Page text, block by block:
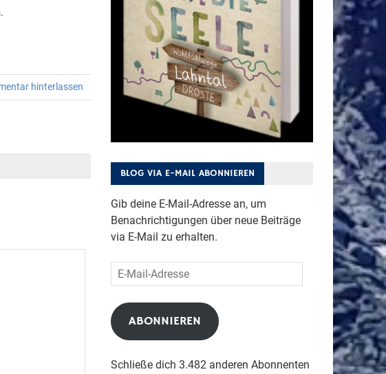
hinterlassen
BLOG VIA E-MAIL ABONNIEREN
Gib deine E-Mail-Adresse an, um
Benachrichtigungen über neue Beiträge
via E-Mail zu erhalten.
E-
Mail-
Adresse
ABONNIEREN
Schließe dich 3.482 anderen Abonnenten